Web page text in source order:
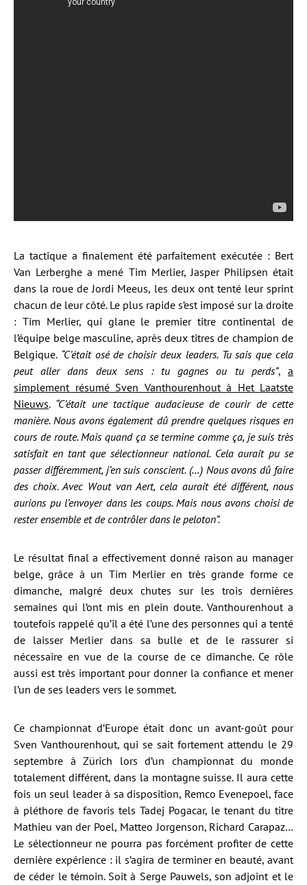
La tactique a finalement été parfaitement exécutée : Bert
Van Lerberghe a mené Tim Merlier, Jasper Philipsen était
dans la roue de Jordi Meeus, les deux ont tenté leur sprint
chacun de leur côté. Le plus rapide s’est imposé sur la droite
: Tim Merlier, qui glane le premier titre continental de
l’équipe belge masculine, après deux titres de champion de
Belgique. “C’était osé de choisir deux leaders. Tu sais que cela
peut aller dans deux sens : tu gagnes ou tu perds”,a
simplement résumé Sven Vanthourenhout à Het Laatste
Nieuws. “C’était une tactique audacieuse de courir de cette
manière. Nous avons également dû prendre quelques risques en
cours de route. Mais quand ça se termine comme ça, je suis très
satisfait en tant que sélectionneur national. Cela aurait pu se
passer différemment, j’en suis conscient. (…) Nous avons dû faire
des choix. Avec Wout van Aert, cela aurait été différent, nous
aurions pu l’envoyer dans les coups. Mais nous avons choisi de
rester ensemble et de contrôler dans le peloton”.
Le résultat final a effectivement donné raison au manager
belge, grâce à un Tim Merlier en très grande forme ce
dimanche, malgré deux chutes sur les trois dernières
semaines qui l’ont mis en plein doute. Vanthourenhout a
toutefois rappelé qu’il a été l’une des personnes qui a tenté
de laisser Merlier dans sa bulle et de le rassurer si
nécessaire en vue de la course de ce dimanche. Ce rôle
aussi est très important pour donner la confiance et mener
l’un de ses leaders vers le sommet.
Ce championnat d’Europe était donc un avant-goût pour
Sven Vanthourenhout, qui se sait fortement attendu le 29
septembre à Zürich lors d’un championnat du monde
totalement différent, dans la montagne suisse. Il aura cette
fois un seul leader à sa disposition, Remco Evenepoel, face
à pléthore de favoris tels Tadej Pogacar, le tenant du titre
Mathieu van der Poel, Matteo Jorgenson, Richard Carapaz…
Le sélectionneur ne pourra pas forcément profiter de cette
dernière expérience : il s’agira de terminer en beauté, avant
de céder le témoin. Soit à Serge Pauwels, son adjoint et le